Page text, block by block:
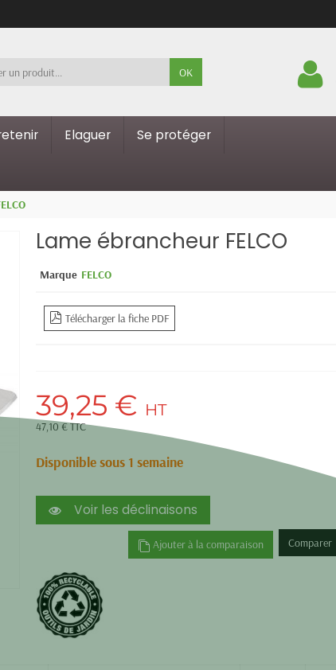
OK
Elaguer Se protéger
Lame ébrancheur FELCO
Marque FELCO
Télécharger la fiche PDF
39,25 € HT
47,10 € TTC
Disponible sous 1 semaine
Voir les déclinaisons
Ajouter à la comparaison Comparer